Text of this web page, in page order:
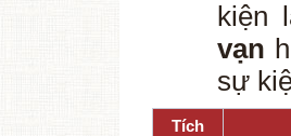
kiện
vạn
sự
Tích